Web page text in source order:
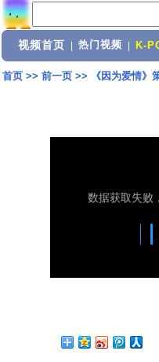
视频首页 热门视频 K-
首页>> 前一页>> 《因为爱情》